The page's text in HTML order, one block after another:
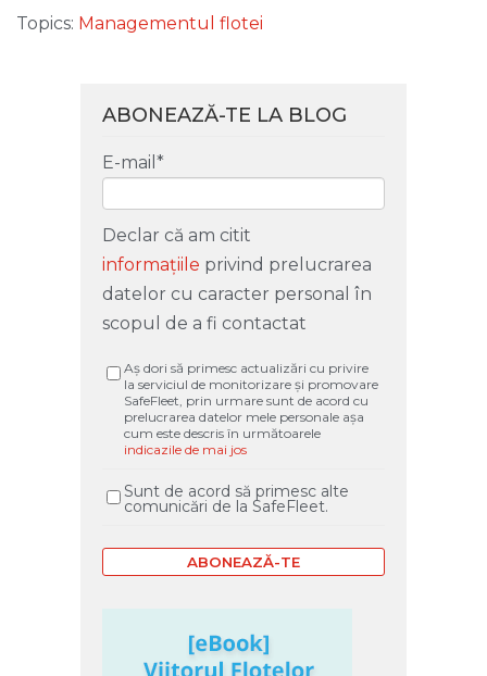
Topics: Managementul flotei
ABONEAZĂ-TE LA BLOG
E-mail *
Declar că am citit
informațiile privind prelucrarea
datelor cu caracter personal în
scopul de a fi contactat
Aș dori să primesc actualizări cu privire
la serviciul de monitorizare și promovare
SafeFleet, prin urmare sunt de acord cu
prelucrarea datelor mele personale așa
cum este descris în următoarele
indicazile de mai jos
Sunt de acord să primesc alte
comunicări de la SafeFleet.